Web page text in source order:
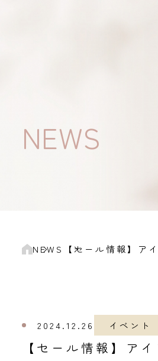
NEWS
NEWS
2024.12.26 イベント
【セール情報】ア